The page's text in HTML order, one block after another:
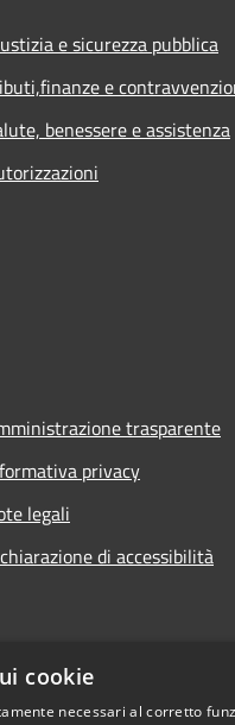
e sicurezza pubblica
e
benessere e assistenza
trasparente
privacy
legali
di accessibilità
cookie
necessari al corretto